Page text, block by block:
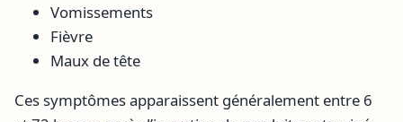
Vomissements
Fièvre
Maux de tête
Ces symptômes apparaissent généralement entre 6